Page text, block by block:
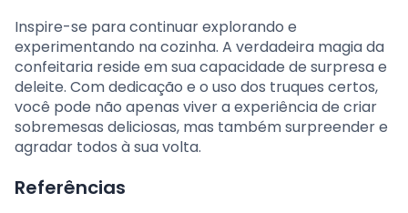
Inspire-se para continuar explorando e
experimentando na cozinha. A verdadeira magia da
confeitaria reside em sua capacidade de surpresa e
deleite. Com dedicação e o uso dos truques certos,
você pode não apenas viver a experiência de criar
sobremesas deliciosas, mas também surpreender e
agradar todos à sua volta.
Referências